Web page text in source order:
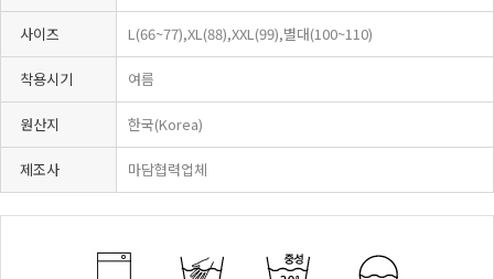
사이즈 L(66~77),XL(88),XXL(99),별대(100~110)
착용시기 여름
원산지 한국(Korea)
제조사 마담협력업체